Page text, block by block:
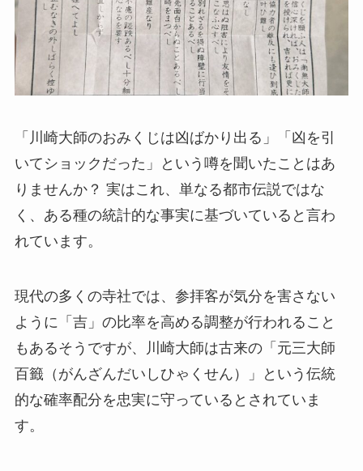
「川崎大師のおみくじは凶ばかり出る」「凶を引
いてショックだった」という噂を聞いたことはあ
りませんか？ 実はこれ、単なる都市伝説ではな
く、ある種の統計的な事実に基づいていると言わ
れています。
現代の多くの寺社では、参拝客が気分を害さない
ように「吉」の比率を高める調整が行われること
もあるそうですが、川崎大師は古来の「元三大師
百籤（がんざんだいしひゃくせん）」という伝統
的な確率配分を忠実に守っているとされていま
す。